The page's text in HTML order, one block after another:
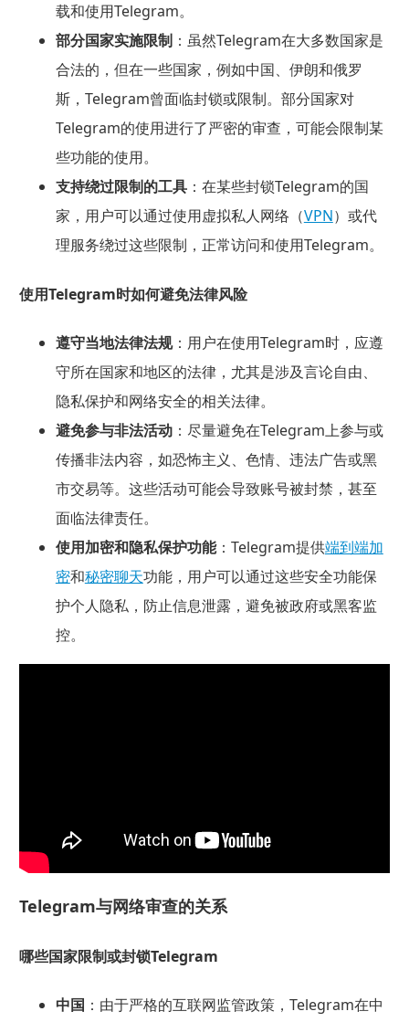
载和使用Telegram。
部分国家实施限制：虽然Telegram在大多数国家是
合法的，但在一些国家，例如中国、伊朗和俄罗
斯，Telegram曾面临封锁或限制。部分国家对
Telegram的使用进行了严密的审查，可能会限制某
些功能的使用。
支持绕过限制的工具：在某些封锁Telegram的国
家，用户可以通过使用虚拟私人网络（VPN）或代
理服务绕过这些限制，正常访问和使用Telegram。
使用Telegram时如何避免法律风险
遵守当地法律法规：用户在使用Telegram时，应遵
守所在国家和地区的法律，尤其是涉及言论自由、
隐私保护和网络安全的相关法律。
避免参与非法活动：尽量避免在Telegram上参与或
传播非法内容，如恐怖主义、色情、违法广告或黑
市交易等。这些活动可能会导致账号被封禁，甚至
面临法律责任。
使用加密和隐私保护功能：Telegram提供端到端加
密和秘密聊天功能，用户可以通过这些安全功能保
护个人隐私，防止信息泄露，避免被政府或黑客监
控。
Telegram与网络审查的关系
哪些国家限制或封锁Telegram
中国 ：由于严格的互联网监管政策，Telegram在中